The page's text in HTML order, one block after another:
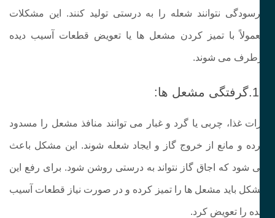
نتوانند شعله را به‌ درستی تولید کنند. این مشکلات
با تمیز کردن مشعل‌ ها یا تعویض قطعات آسیب‌ دیده
می‌ شوند.
غذا، چربی یا گرد و غبار می‌ توانند منافذ مشعل را مسدود
و مانع از خروج گاز و ایجاد شعله شوند. این مشکل باعث
شود که اجاق گاز نتواند به‌ درستی روشن شود. برای رفع این
باید مشعل‌ ها را تمیز کرده و در صورت نیاز قطعات آسیب‌
را تعویض کرد.